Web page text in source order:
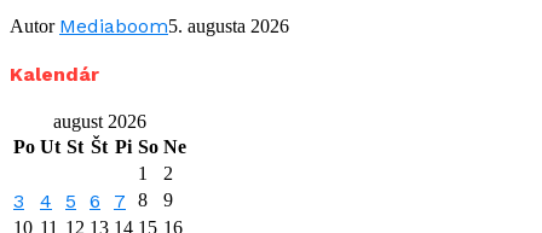
Autor Mediaboom5. augusta 2026
Kalendár
august 2026
Po Ut St Št Pi So Ne
1
2
3 4 5 6 7 8
9
10 11 12 13 14 15 16